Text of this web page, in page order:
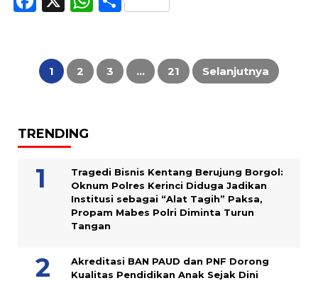
Paginasi
pos
1 2 3 … 21 Selanjutnya
TRENDING
Tragedi Bisnis Kentang Berujung Borgol:
Oknum Polres Kerinci Diduga Jadikan
Institusi sebagai “Alat Tagih” Paksa,
Propam Mabes Polri Diminta Turun
Tangan
Akreditasi BAN PAUD dan PNF Dorong
Kualitas Pendidikan Anak Sejak Dini